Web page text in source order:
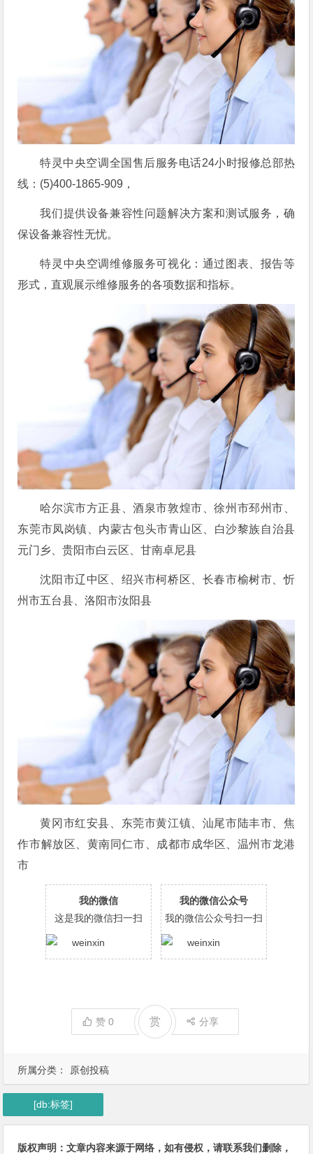
所属分类： 原创投稿
特灵中央空调全国售后服务电话24小时报修总部热
线：(5)400-1865-909，
我们提供设备兼容性问题解决方案和测试服务，确
保设备兼容性无忧。
特灵中央空调维修服务可视化：通过图表、报告等
形式，直观展示维修服务的各项数据和指标。
哈尔滨市方正县、酒泉市敦煌市、徐州市邳州市、
东莞市凤岗镇、内蒙古包头市青山区、白沙黎族自治县
元门乡、贵阳市白云区、甘南卓尼县
沈阳市辽中区、绍兴市柯桥区、长春市榆树市、忻
州市五台县、洛阳市汝阳县
黄冈市红安县、东莞市黄江镇、汕尾市陆丰市、焦
作市解放区、黄南同仁市、成都市成华区、温州市龙港
市
我的微信
这是我的微信扫一扫
我的微信公众号
我的微信公众号扫一扫
赞0 赏 分享
[db:标签]
版权声明：文章内容来源于网络，如有侵权，请联系我们删除，